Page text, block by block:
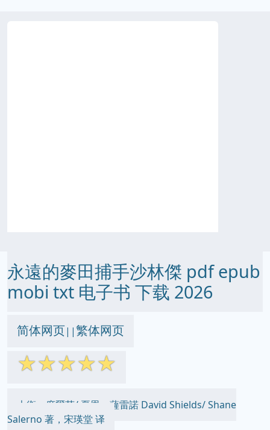
永遠的麥田捕手沙林傑 pdf epub
mobi txt 电子书 下载 2026
简体网页||繁体网页
☆☆☆☆☆
大衛．席爾茲/ 夏恩．薩雷諾 David Shields/ Shane
Salerno 著，宋瑛堂 译